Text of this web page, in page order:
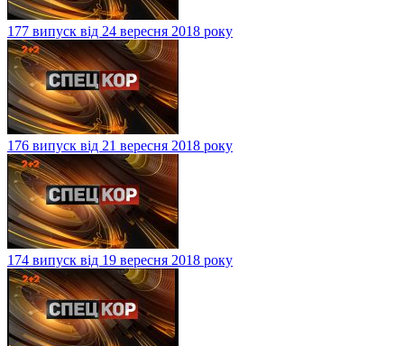
177 випуск від 24 вересня 2018 року
176 випуск від 21 вересня 2018 року
174 випуск від 19 вересня 2018 року